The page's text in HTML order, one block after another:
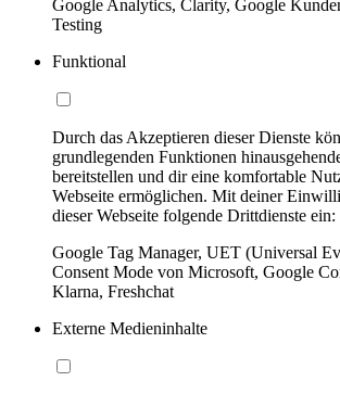
Google Analytics, Clarity, Google
Testing
Funktional
Durch das Akzeptieren dieser Dienste
grundlegenden Funktionen
bereitstellen und dir eine komfortable
Webseite ermöglichen. Mit deiner
dieser Webseite folgende Drittdienste ein:
Google Tag Manager, UET (Universal
Consent Mode von Microsoft, Google
Klarna, Freshchat
Externe Medieninhalte